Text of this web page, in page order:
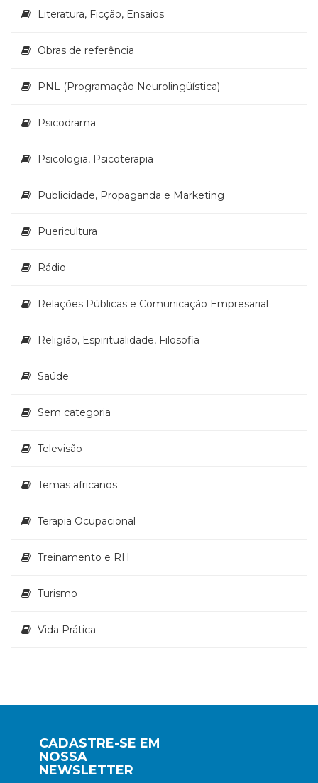
Televisão
africanos
Terapia
(21)
RH
Turismo
Vida
Literatura, Ficção, Ensaios
Obras de referência
PNL (Programação Neurolingüística)
Psicodrama
Psicologia, Psicoterapia
Publicidade, Propaganda e Marketing
Puericultura
Rádio
Relações Públicas e Comunicação Empresarial
Religião, Espiritualidade, Filosofia
Saúde
Sem categoria
Televisão
Temas africanos
Terapia Ocupacional
Treinamento e RH
Turismo
Vida Prática
CADASTRE-SE EM
NOSSA
NEWSLETTER